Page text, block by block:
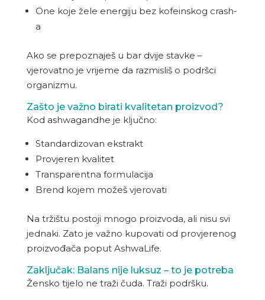
One koje žele energiju bez kofeinskog crash-
a
Ako se prepoznaješ u bar dvije stavke –
vjerovatno je vrijeme da razmisliš o podršci
organizmu.
Zašto je važno birati kvalitetan proizvod?
Kod ashwagandhe je ključno:
Standardizovan ekstrakt
Provjeren kvalitet
Transparentna formulacija
Brend kojem možeš vjerovati
Na tržištu postoji mnogo proizvoda, ali nisu svi
jednaki. Zato je važno kupovati od provjerenog
proizvođača poput AshwaLife.
Zaključak: Balans nije luksuz – to je potreba
Žensko tijelo ne traži čuda. Traži podršku.